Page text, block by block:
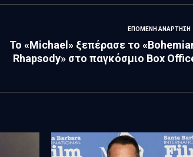
ΕΠΌΜΕΝΗ ΑΝΆΡΤΗΣΗ
Το «Michael» ξεπέρασε το
Rhapsody» στο παγκόσμιο Box